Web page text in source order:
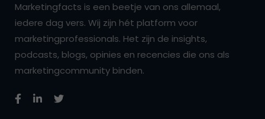
Marketingfacts is een beetje van ons allemaal,
iedere dag vers. Wij zijn hét platform voor
marketingprofessionals. Het zijn de insights,
podcasts, blogs, opinies en recencies die ons als
marketingcommunity binden.